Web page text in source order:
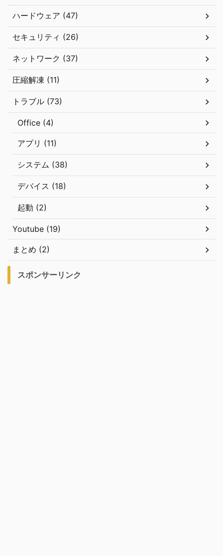
ハードウェア (47)
セキュリティ (26)
ネットワーク (37)
圧縮解凍 (11)
トラブル (73)
Office (4)
アプリ (11)
システム (38)
デバイス (18)
起動 (2)
Youtube (19)
まとめ (2)
スポンサーリンク